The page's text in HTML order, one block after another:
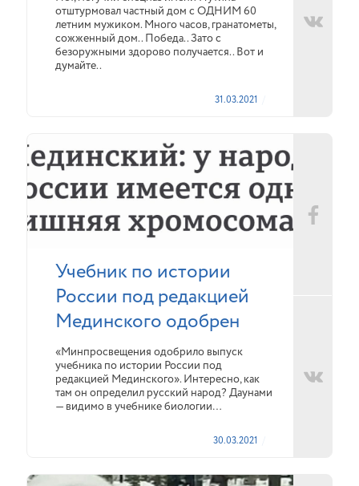
отштурмовал частный дом с ОДНИМ 60
летним мужиком. Много часов, гранатометы,
сожженный дом.. Победа.. Зато с
безоружными здорово получается.. Вот и
думайте..
31.03.2021
Учебник по истории
России под редакцией
Мединского одобрен
«Минпросвещения одобрило выпуск
учебника по истории России под
редакцией Мединского». Интересно, как
там он определил русский народ? Даунами
— видимо в учебнике биологии…
30.03.2021